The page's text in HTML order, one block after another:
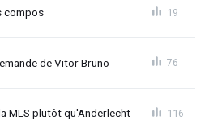
compos 19
de Vitor Bruno 76
MLS plutôt qu'Anderlecht 116